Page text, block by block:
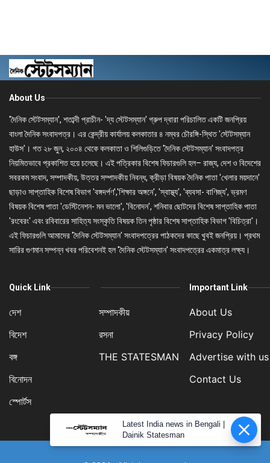
About Us
'দৈনিক স্টেটসম্যান', শতাব্দী প্রাচীন- 'দ্য স্টেটসম্যান' গ্রুপ দ্বারা পরিচালিত একটি জনপ্রিয়
বাংলা দৈনিক সংবাদপত্র। এর কেন্দ্রীয় কার্যালয় কলকাতার ৪ নম্বর চৌরঙ্গি-স্থিত 'স্টেটসম্যান
হাউস'। গত ২৮ জুন, ২০০৪ থেকে কলকাতা ও শিলিগুড়িতে 'দৈনিক স্টেটসম্যান' সংবাদপত্র
নিয়মিতভাবে প্রকাশিত হয়ে চলেছে। এই পত্রিকার বিশেষ ফিচারগুলি হল– রাজ্য, দেশ ও বিদেশের
সবরকম সংবাদ, সম্পাদকীয়, উত্তর সম্পাদকীয় নিবন্ধ, ক্রীড়া বিষয়ক দৈনিক পাতা 'খেলার ময়দানে'
ছাড়াও সাপ্তাহিক বিশেষ বিভাগ 'বঙ্গদর্পণ','শিক্ষার অঙ্গনে', 'স্বাস্থ্য', 'ব্যবসা- বাণিজ্য', ভ্রমণ
বিষয়ক বিশেষ পাতা 'ডেস্টিনেশন- মন ভালো', 'বিনোদন', শনিবার ছোটদের বিশেষ সাপ্তাহিক পাতা
'রংবেরং' এবং রবিবারের সাহিত্য সংস্কৃতি বিষয়ক তিন পৃষ্ঠার বিশেষ সাপ্তাহিক বিভাগ 'বিচিত্রা'।
এই ফিচারগুলি আমাদের 'দৈনিক স্টেটসম্যান' সংবাদপত্রের পাঠকদের কাছে খুবই জনপ্রিয়। প্রথম
সারির গুণমান সম্পন্ন খবর পরিবেশনই হল 'দৈনিক স্টেটসম্যান' সংবাদপত্রের একমাত্র লক্ষ্য।
Quick Link
দেশ
বিদেশ
বঙ্গ
বিনোদন
স্পোর্টস
সম্পাদকীয়
রসনা
THE STATESMAN
Important Link
About Us
Privacy Policy
Advertise with us
Contact Us
Latest India news in Bengali |
Dainik Statesman